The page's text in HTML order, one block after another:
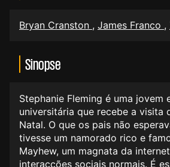
Bryan Cranston , James Franco ,
Sinopse
Stephanie Fleming é uma jovem
universitária que recebe a visita
Natal. O que os pais não
tivesse um namorado rico e
Mayhew, um magnata da
interacções sociais normais. É